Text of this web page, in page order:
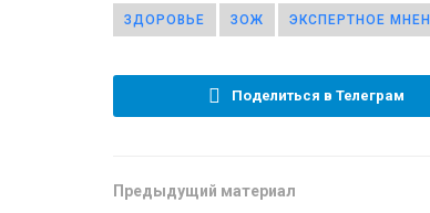
ЗДОРОВЬЕ ЗОЖ ЭКСПЕРТНОЕ
Поделиться в Телеграм
Предыдущий материал